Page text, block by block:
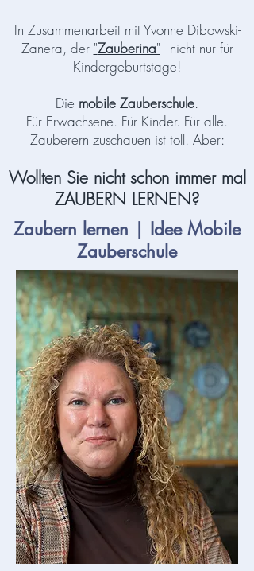
In Zusammenarbeit mit Yvonne Dibowski-
Zanera, der "Zauberina" - nicht nur für
Kindergeburtstage!
Die mobile Zauberschule.
Für Erwachsene. Für Kinder. Für alle.
Zauberern zuschauen ist toll. Aber:
Wollten Sie nicht schon immer mal
ZAUBERN LERNEN?
Zaubern lernen | Idee Mobile
Zauberschule